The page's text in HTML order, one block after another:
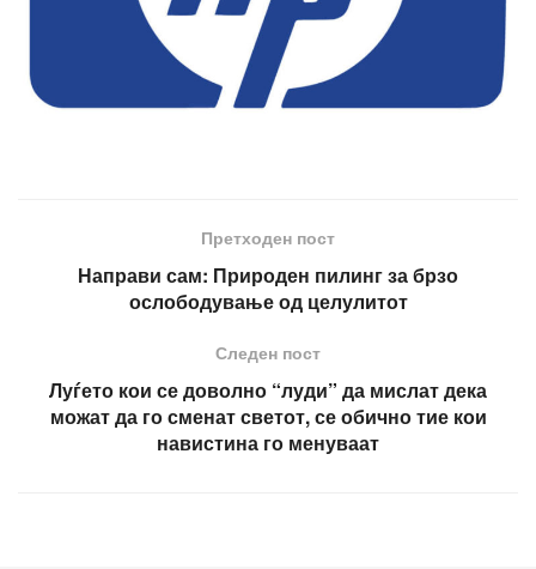
Претходен пост
Направи сам: Природен пилинг за брзо
ослободување од целулитот
Следен пост
Луѓето кои се доволно “луди” да мислат дека
можат да го сменат светот, се обично тие кои
навистина го менуваат